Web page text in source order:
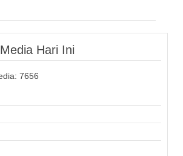
Hari Ini
7656